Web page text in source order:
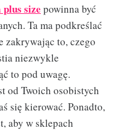
size powinna być
Ta ma podkreślać
zakrywając to, czego
niezwykle
to pod uwagę.
od Twoich osobistych
się kierować. Ponadto,
aby w sklepach